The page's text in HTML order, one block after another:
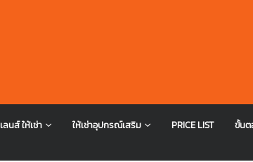
เลนส์ ให้เช่า ให้เช่าอุปกรณ์เสริม PRICE LIST ขั้นต